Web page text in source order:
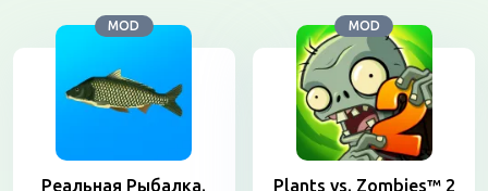
MOD
Реальная Рыбалка.
MOD
Plants vs. Zombies™ 2